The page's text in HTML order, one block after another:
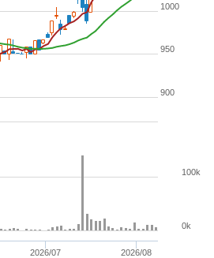
2026/07 2026/08
900
950
1000
0k
100k